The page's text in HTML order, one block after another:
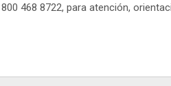
468 8722, para atención,